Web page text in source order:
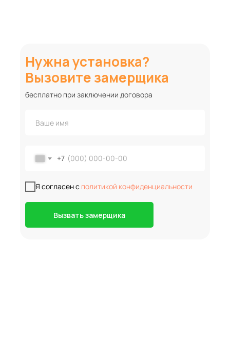
Нужна установка?
Вызовите замерщика
+7
Я согласен с политикой конфиденциальности
Вызвать замерщика
бесплатно при заключении договора